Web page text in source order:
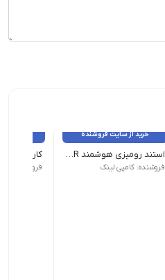
خرید از سایت فروشنده
استند رومیزی هوشمند NFC - QR جنس: Pelaxi
فروشنده: کامپی لینک
جنس: گلاسه 300
فروشنده: